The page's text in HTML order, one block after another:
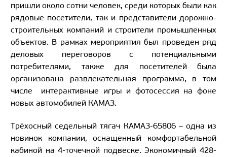
пришли около сотни человек, среди которых были как
рядовые посетители, так и представители дорожно-
строительных компаний и строители промышленных
объектов. В рамках мероприятия был проведен ряд
деловых переговоров с потенциальными
потребителями, также для посетителей была
организована развлекательная программа, в том
числе интерактивные игры и фотосессия на фоне
новых автомобилей КАМАЗ.
Трёхосный седельный тягач КАМАЗ-65806 – одна из
новинок компании, оснащенный комфортабельной
кабиной на 4-точечной подвеске. Экономичный 428-